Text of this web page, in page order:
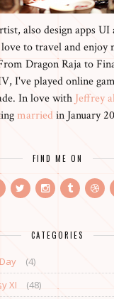
also design apps UI
to travel and enjoy
Dragon Raja to
I've played online
In love with Jeffrey
marriedin January
FIND ME ON
CATEGORIES
(4)
XI
(48)